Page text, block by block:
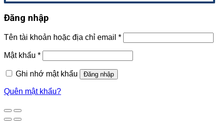
Đăng nhập
Tên tài khoản hoặc địa chỉ email *
Mật khẩu *
Ghi nhớ mật khẩu Đăng nhập
Quên mật khẩu?